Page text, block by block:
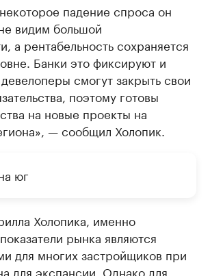
падение спроса он
видим большой
а рентабельность сохраняется
Банки это фиксируют и
смогут закрыть свои
поэтому готовы
на новые проекты на
— сообщил Холопик.
юг
Холопика, именно
рынка являются
для многих застройщиков при
для экспансии. Однако для